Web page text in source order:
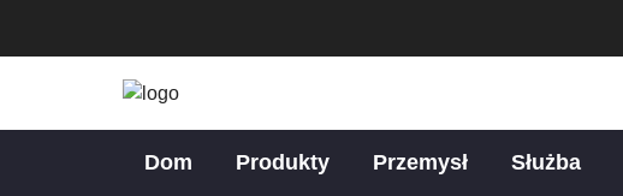
Dom Produkty Przemysł Służba